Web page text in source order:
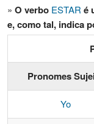
» O verbo ESTAR é
e, como tal, indica
Pronomes
Yo